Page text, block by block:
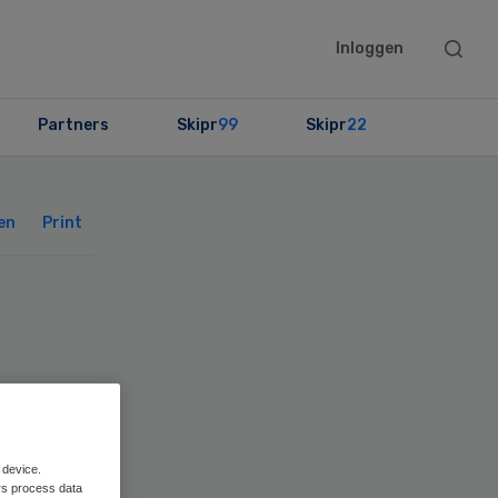
Inloggen
Search
Partners Skipr99 Skipr22
Print
process data